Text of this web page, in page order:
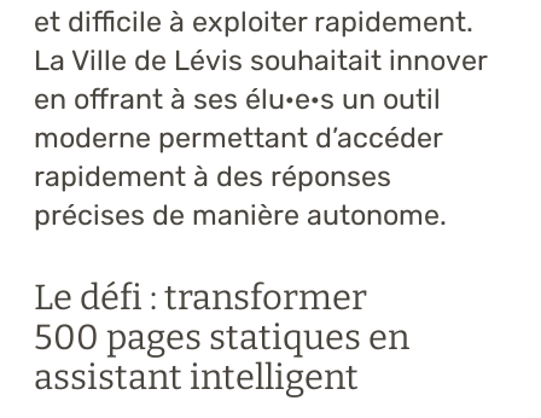
et difficile à exploiter rapidement.
La Ville de Lévis souhaitait innover
en offrant à ses élu·e·s un outil
moderne permettant d’accéder
rapidement à des réponses
précises de manière autonome.
Le défi : transformer
500 pages statiques en
assistant intelligent